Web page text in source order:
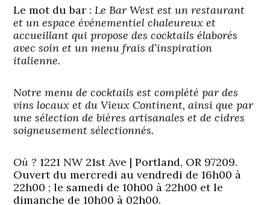
Le mot du bar :Le Bar West est un restaurant
et un espace événementiel chaleureux et
accueillant qui propose des cocktails élaborés
avec soin et un menu frais d’inspiration
italienne.
Notre menu de cocktails est complété par des
vins locaux et du Vieux Continent, ainsi que par
une sélection de bières artisanales et de cidres
soigneusement sélectionnés.
Où ?1221 NW 21st Ave | Portland, OR 97209.
Ouvert du mercredi au vendredi de 16h00 à
22h00 ; le samedi de 10h00 à 22h00 et le
dimanche de 10h00 à 02h00.